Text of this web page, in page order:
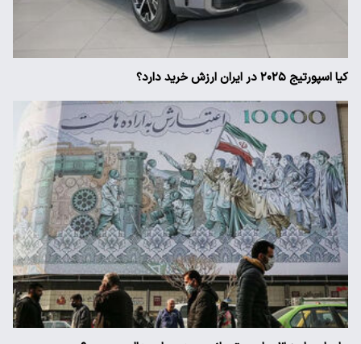
کیا اسپورتیج ۲۰۲۵ در ایران ارزش خرید دارد؟